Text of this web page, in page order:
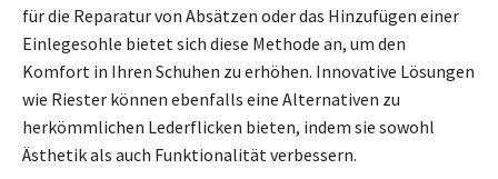
für die Reparatur von Absätzen oder das Hinzufügen einer
Einlegesohle bietet sich diese Methode an, um den
Komfort in Ihren Schuhen zu erhöhen. Innovative Lösungen
wie Riester können ebenfalls eine Alternativen zu
herkömmlichen Lederflicken bieten, indem sie sowohl
Ästhetik als auch Funktionalität verbessern.